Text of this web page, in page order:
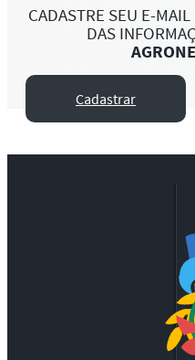
CADASTRE SEU E-
DAS
Cadastrar